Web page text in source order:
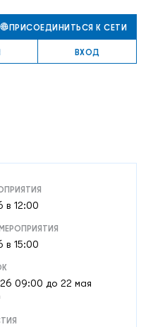
ПРИСОЕДИНИТЬСЯ К СЕТИ
ВХОД
в 12:00
в 15:00
09:00 до 22 мая